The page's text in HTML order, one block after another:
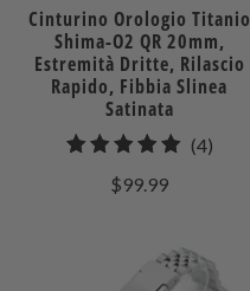
Cinturino Orologio Titanio
Shima-O2 QR 20mm,
Estremità Dritte, Rilascio
Rapido, Fibbia Slinea
Satinata
(4)4
$99.99